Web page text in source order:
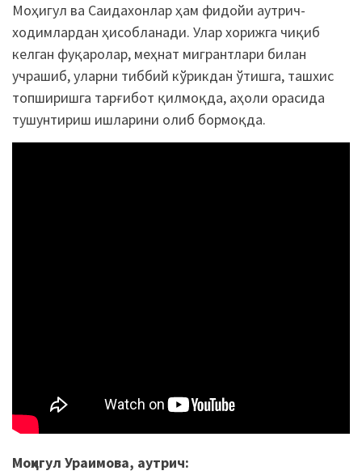
Моҳигул ва Саидахонлар ҳам фидойи аутрич-
ходимлардан ҳисобланади. Улар хорижга чиқиб
келган фуқаролар, меҳнат мигрантлари билан
учрашиб, уларни тиббий кўрикдан ўтишга, ташхис
топширишга тарғибот қилмоқда, аҳоли орасида
тушунтириш ишларини олиб бормоқда.
Моҳигул Ураимова, аутрич: